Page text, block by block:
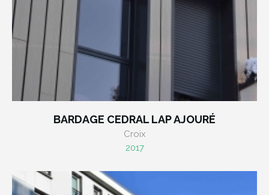
BARDAGE CEDRAL LAP AJOURÉ
Croix
2017